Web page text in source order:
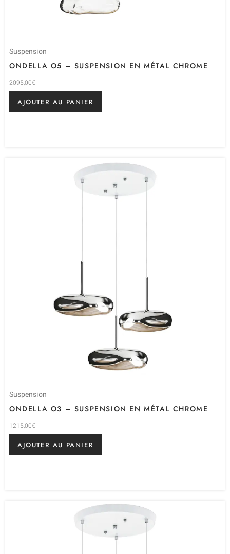
Suspension
ONDELLA O5 – SUSPENSION EN MÉTAL CHROME
2095,00€
AJOUTER AU PANIER
Suspension
ONDELLA O3 – SUSPENSION EN MÉTAL CHROME
1215,00€
AJOUTER AU PANIER